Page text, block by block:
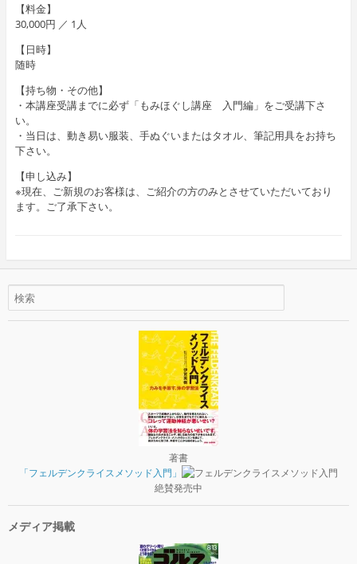
【料金】
30,000円 ／ 1人
【日時】
随時
【持ち物・その他】
・本講座受講までに必ず「もみほぐし講座 入門編」をご受講下さ
い。
・当日は、動き易い服装、手ぬぐいまたはタオル、筆記用具をお持ち
下さい。
【申し込み】
※現在、ご新規のお客様は、ご紹介の方のみとさせていただいており
ます。ご了承下さい。
著書
「フェルデンクライスメソッド入門」
絶賛発売中
メディア掲載